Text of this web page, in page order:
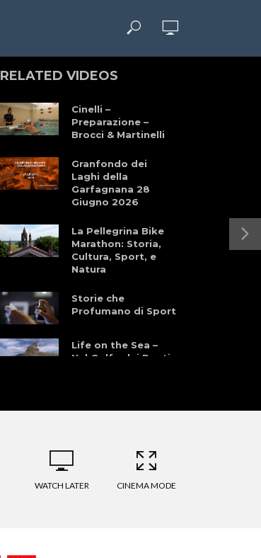
RELATED VIDEOS
Cinelli –
Preparazione –
Brocci & Martinelli
Granfondo dei
Laghi della
Garfagnana 28
Giugno 2026
La Pellegrina Bike
Marathon: Storia,
Cultura, Sport, e
Natura
Storie che
Profumano di Sport
Life on the Sea –
Nel Golfo dei Poeti
WATCH LATER CINEMA MODE